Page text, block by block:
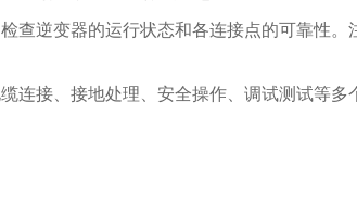
查逆变器的运行状态和各连接点的可靠性
连接、接地处理、安全操作、调试测试等